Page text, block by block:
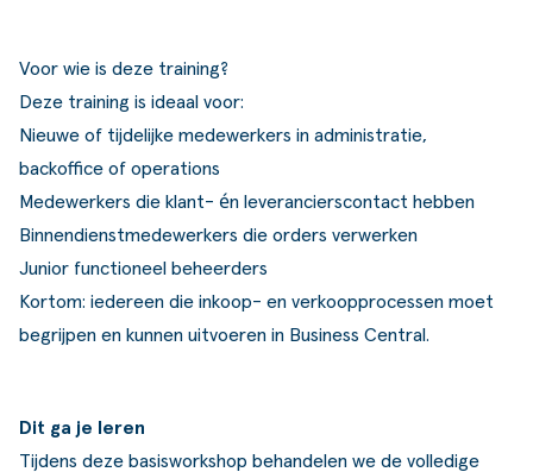
Voor wie is deze training?
Deze training is ideaal voor:
Nieuwe of tijdelijke medewerkers in administratie,
backoffice of operations
Medewerkers die klant- én leverancierscontact hebben
Binnendienstmedewerkers die orders verwerken
Junior functioneel beheerders
Kortom: iedereen die inkoop- en verkoopprocessen moet
begrijpen en kunnen uitvoeren in Business Central.
Dit ga je leren
Tijdens deze basisworkshop behandelen we de volledige